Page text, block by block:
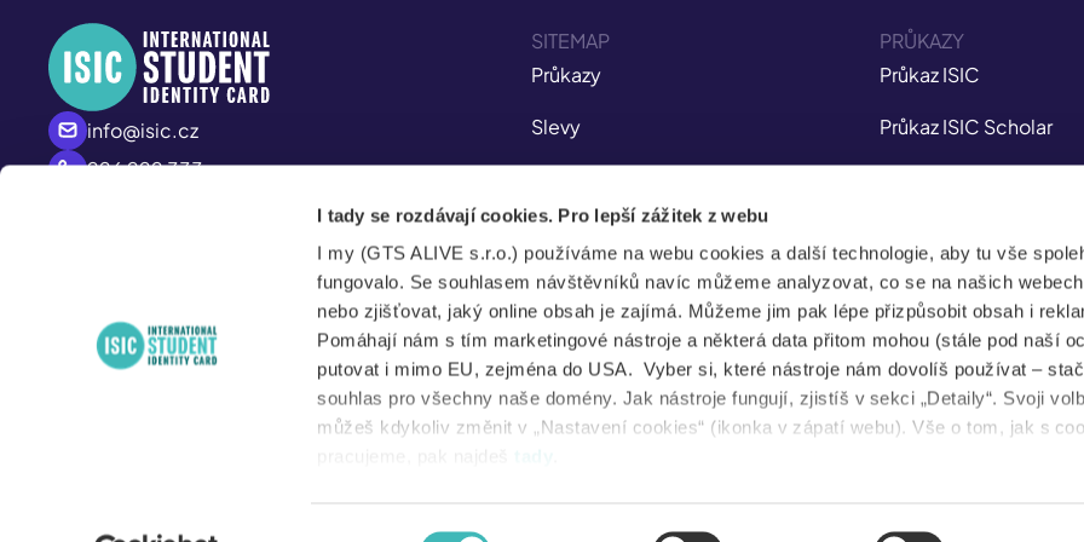
I tady se rozdávají cookies. Pro lepší zážitek z webu
I my (GTS ALIVE s.r.o.) používáme na webu cookies a další technologie, aby tu vše
fungovalo. Se souhlasem návštěvníků navíc můžeme analyzovat, co se na našich
nebo zjišťovat, jaký online obsah je zajímá. Můžeme jim pak lépe přizpůsobit obsah i
Pomáhají nám s tím marketingové nástroje a některá data přitom mohou (stále pod naší
putovat i mimo EU, zejména do USA. Vyber si, které nástroje nám dovolíš používat –
souhlas pro všechny naše domény. Jak nástroje fungují, zjistíš v sekci „Detaily“. Svoji
můžeš kdykoliv změnit v „Nastavení cookies“ (ikonka v zápatí webu). Vše o tom, jak s
info@isic.cz
226 222 333
SITEMAP
Průkazy
Slevy
Aplikace
Student Jobs
FAQ
Novinky
Duševní zdraví
PRŮKAZY
Průkaz ISIC
Průkaz ISIC Scholar
Průkaz AliveID